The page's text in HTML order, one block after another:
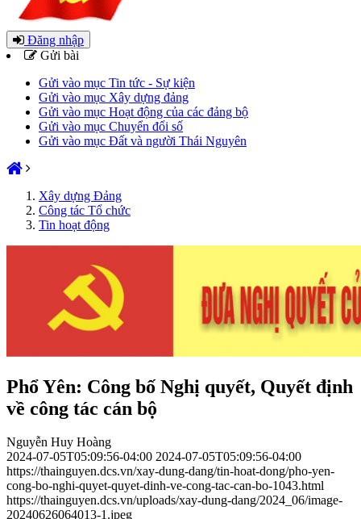
Đăng nhập
Gửi bài
Gửi vào mục Tin tức - Sự kiện
Gửi vào mục Xây dựng đảng
Gửi vào mục Hoạt động của các đảng bộ
Gửi vào mục Chuyển đổi số
Gửi vào mục Đất và người Thái Nguyên
Xây dựng Đảng
Công tác Tổ chức
Tin hoạt động
Phổ Yên: Công bố Nghị quyết, Quyết định
về công tác cán bộ
Nguyễn Huy Hoàng
2024-07-05T05:09:56-04:00 2024-07-05T05:09:56-04:00
https://thainguyen.dcs.vn/xay-dung-dang/tin-hoat-dong/pho-yen-
cong-bo-nghi-quyet-quyet-dinh-ve-cong-tac-can-bo-1043.html
https://thainguyen.dcs.vn/uploads/xay-dung-dang/2024_06/image-
20240626064013-1.jpeg